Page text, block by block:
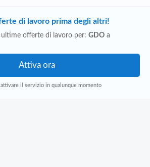
di lavoro prima degli altri!
ultime offerte di lavoro per: GDO a
il servizio in qualunque momento